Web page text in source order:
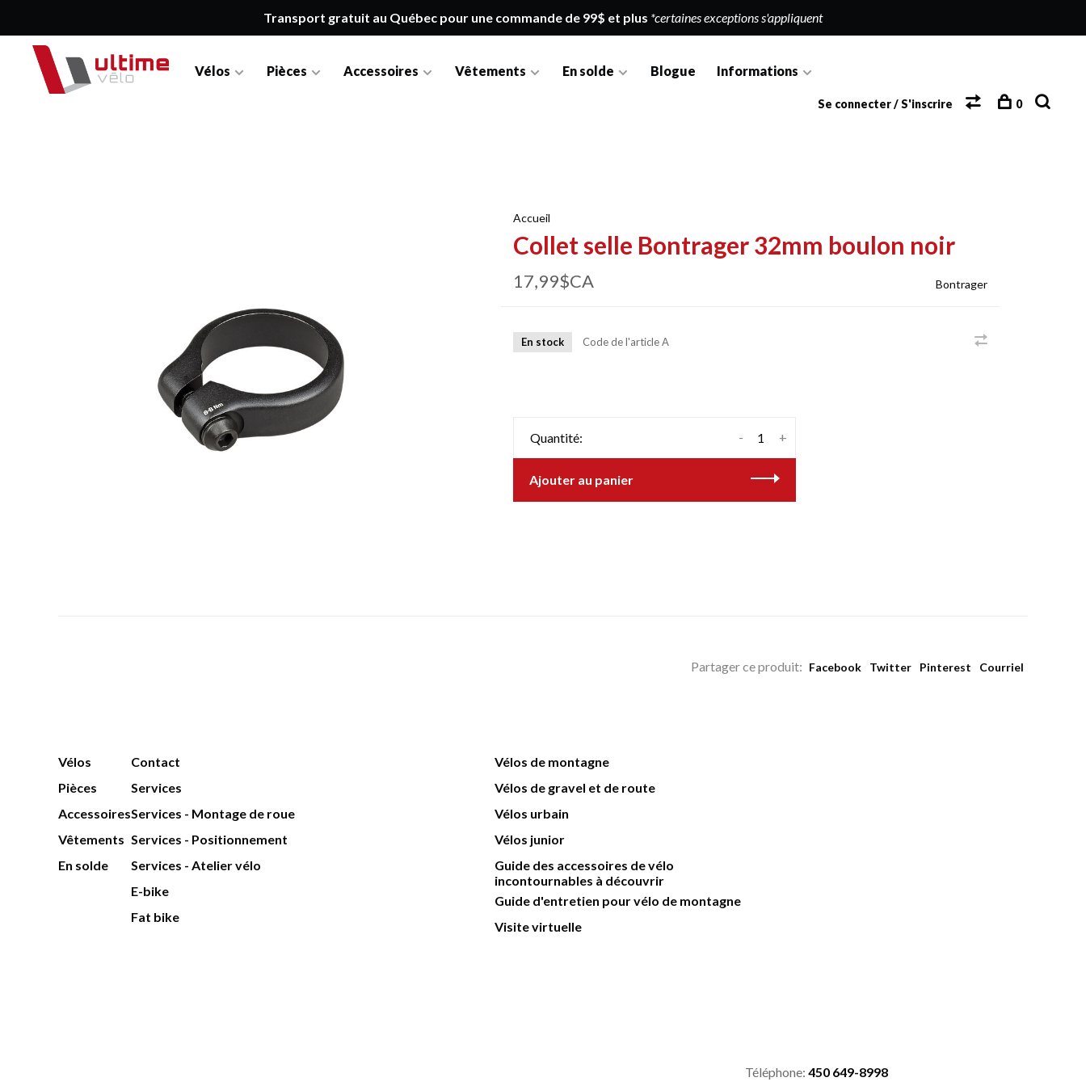
Transport gratuit au Québec pour une commande de 99$ et plus *certaines exceptions s'appliquent
Vélos Pièces Accessoires Vêtements En solde Blogue Informations
Se connecter / S'inscrire 0
Accueil
Collet selle Bontrager 32mm boulon noir
17,99$CA Bontrager
En stock Code de l'articleA
Quantité: +
-
Ajouter au panier
Partager ce produit: Facebook Twitter Pinterest Courriel
Vélos
Pièces
Accessoires
Vêtements
En solde
Contact
Services
Services - Montage de roue
Services - Positionnement
Services - Atelier vélo
E-bike
Fat bike
Vélos de montagne
Vélos de gravel et de route
Vélos urbain
Vélos junior
Guide des accessoires de vélo
incontournables à découvrir
Guide d'entretien pour vélo de montagne
Visite virtuelle
Téléphone: 450 649-8998